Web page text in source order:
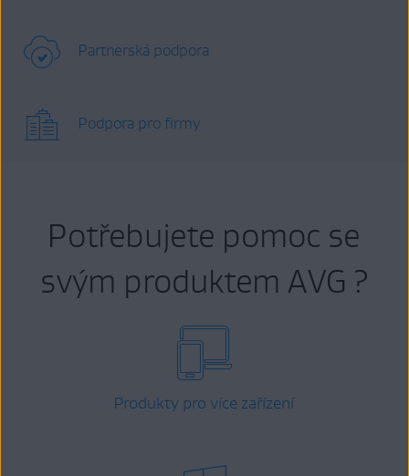
Partnerská podpora
Podpora pro firmy
Potřebujete pomoc se
svým produktem AVG ?
Produkty pro více zařízení